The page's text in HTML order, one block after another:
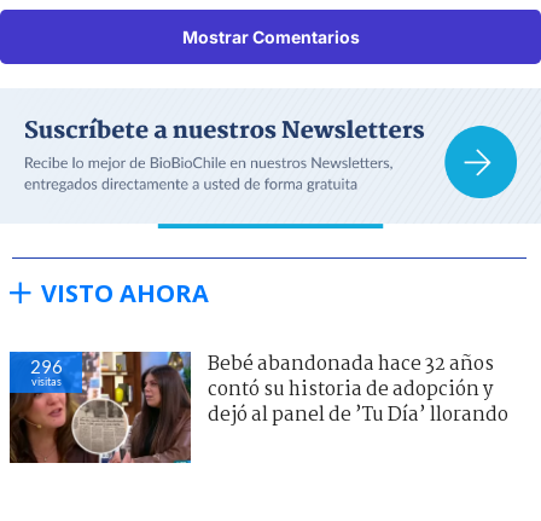
Mostrar Comentarios
VISTO AHORA
296
visitas
Bebé abandonada hace 32 años
contó su historia de adopción y
dejó al panel de ’Tu Día’ llorando